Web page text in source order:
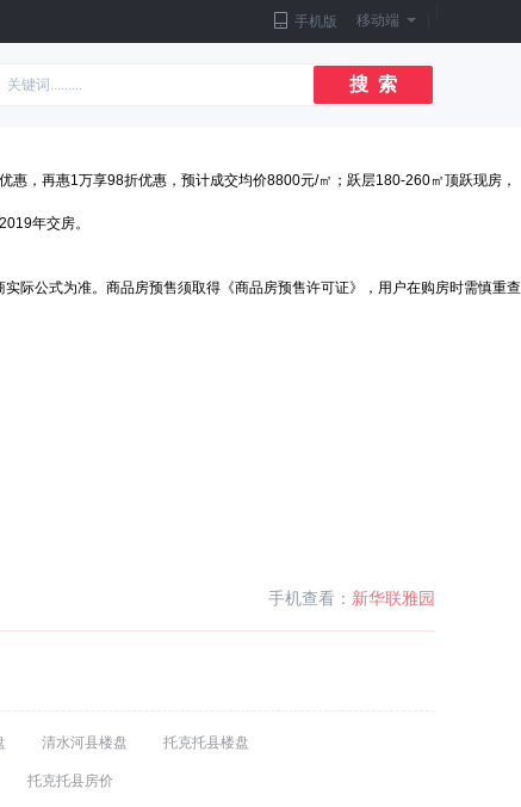
手机版 移动端
搜 索
，再惠1万享98折优惠，预计成交均价8800元/㎡；跃层180-260㎡顶跃现房，
年交房。
际公式为准。商品房预售须取得《商品房预售许可证》，用户在购房时需慎重查
手机查看： 新华联雅园
清水河县楼盘 托克托县楼盘
托克托县房价